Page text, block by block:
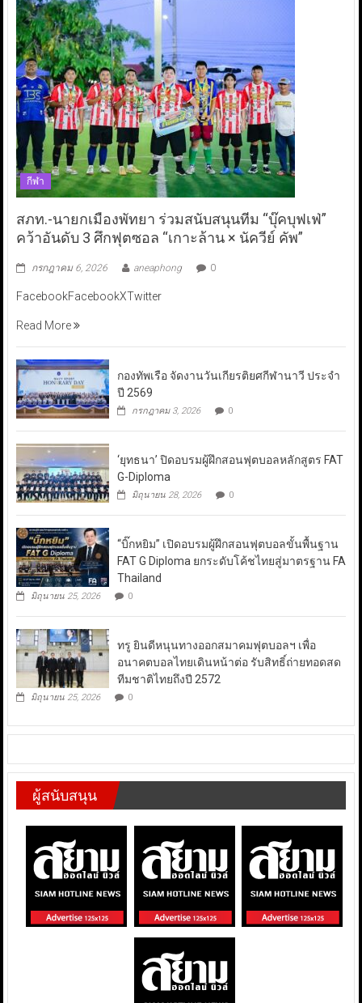
กีฬา
สภท.-นายกเมืองพัทยา ร่วมสนับสนุนทีม “บุ๊คบุฟเฟ่”
คว้าอันดับ 3 ศึกฟุตซอล “เกาะล้าน × นัควีย์ คัพ”
กรกฎาคม 6, 2026 aneaphong 0
FacebookFacebookXTwitter
Read More
กองทัพเรือ จัดงานวันเกียรติยศกีฬานาวี ประจำ
ปี 2569
กรกฎาคม 3, 2026 0
‘ยุทธนา’ ปิดอบรมผู้ฝึกสอนฟุตบอลหลักสูตร FAT
G-Diploma
มิถุนายน 28, 2026 0
“บิ๊กหยิม” เปิดอบรมผู้ฝึกสอนฟุตบอลขั้นพื้นฐาน
FAT G Diploma ยกระดับโค้ชไทยสู่มาตรฐาน FA
Thailand
มิถุนายน 25, 2026 0
ทรู ยินดีหนุนทางออกสมาคมฟุตบอลฯ เพื่อ
อนาคตบอลไทยเดินหน้าต่อ รับสิทธิ์ถ่ายทอดสด
ทีมชาติไทยถึงปี 2572
มิถุนายน 25, 2026 0
ผู้สนับสนุน